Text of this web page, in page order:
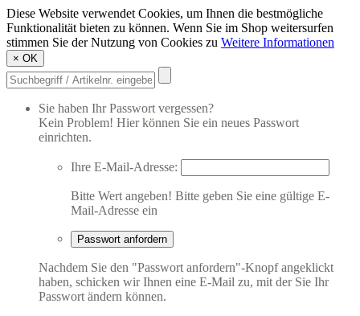
Diese Website verwendet Cookies, um Ihnen die bestmögliche
Funktionalität bieten zu können. Wenn Sie im Shop weitersurfen
stimmen Sie der Nutzung von Cookies zu Weitere Informationen
× OK
Sie haben Ihr Passwort vergessen?
Kein Problem! Hier können Sie ein neues Passwort
einrichten.
Ihre E-Mail-Adresse:
Bitte Wert angeben! Bitte geben Sie eine gültige E-
Mail-Adresse ein
Passwort anfordern
Nachdem Sie den "Passwort anfordern"-Knopf angeklickt
haben, schicken wir Ihnen eine E-Mail zu, mit der Sie Ihr
Passwort ändern können.